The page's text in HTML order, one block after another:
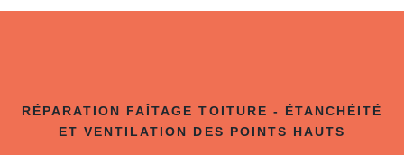
RÉPARATION FAÎTAGE TOITURE - ÉTANCHÉITÉ
ET VENTILATION DES POINTS HAUTS